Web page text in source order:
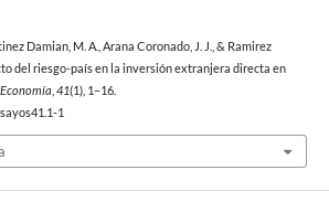
Damian, M. A., Arana Coronado, J. J., & Ramirez
del riesgo-país en la inversión extranjera directa en
41(1), 1–16.
1